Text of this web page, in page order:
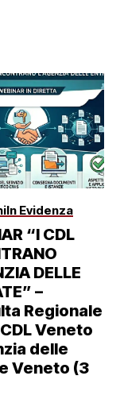
In Evidenza
“I CDL
DELLE
–
Regionale
Veneto
delle
Veneto (3